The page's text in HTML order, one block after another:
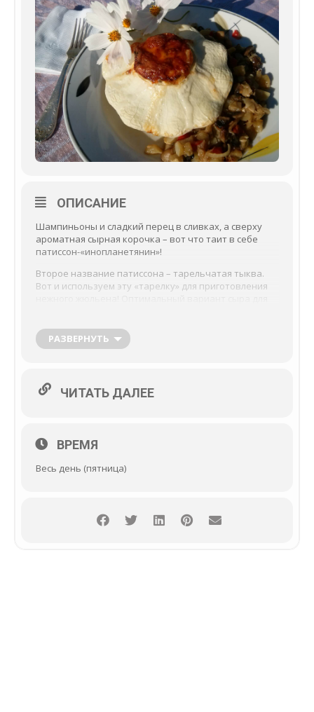
ОПИСАНИЕ
Шампиньоны и сладкий перец в сливках, а сверху
ароматная сырная корочка – вот что таит в себе
патиссон-«инопланетянин»!
Второе название патиссона – тарельчатая тыква.
Вот и используем эту «тарелку» для приготовления
полутвёрдые или твёрдые сорта (маасдам, гауда,
рокфор).
РАЗВЕРНУТЬ
ЧИТАТЬ ДАЛЕЕ
ВРЕМЯ
Весь день (пятница)